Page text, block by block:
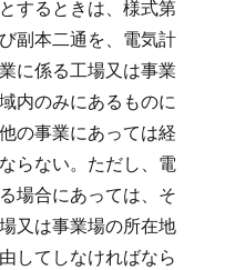
するときは、様式第
副本二通を、電気計
に係る工場又は事業
内のみにあるものに
の事業にあっては経
らない。 ただし、電
場合にあっては、そ
又は事業場の所在地
してしなければなら